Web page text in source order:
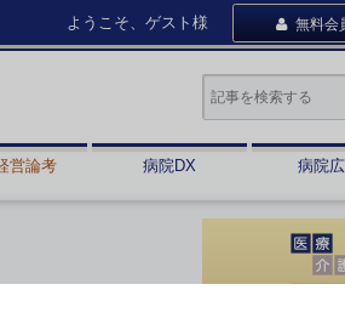
ようこそ、ゲスト様 無料会
営論考 病院DX 病院